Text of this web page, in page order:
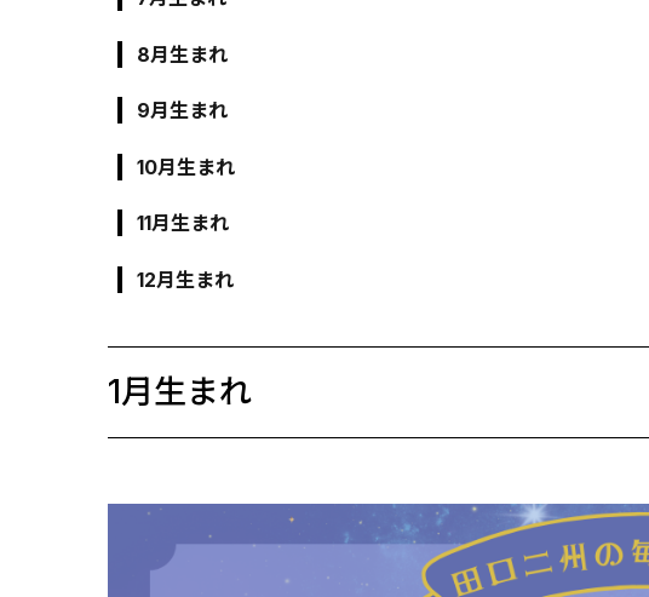
8月生まれ
9月生まれ
10月生まれ
11月生まれ
12月生まれ
1月生まれ